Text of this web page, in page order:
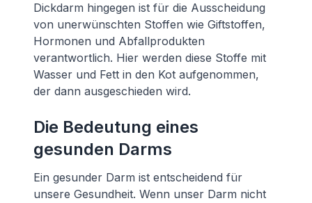
Dickdarm hingegen ist für die Ausscheidung
von unerwünschten Stoffen wie Giftstoffen,
Hormonen und Abfallprodukten
verantwortlich. Hier werden diese Stoffe mit
Wasser und Fett in den Kot aufgenommen,
der dann ausgeschieden wird.
Die Bedeutung eines
gesunden Darms
Ein gesunder Darm ist entscheidend für
unsere Gesundheit. Wenn unser Darm nicht